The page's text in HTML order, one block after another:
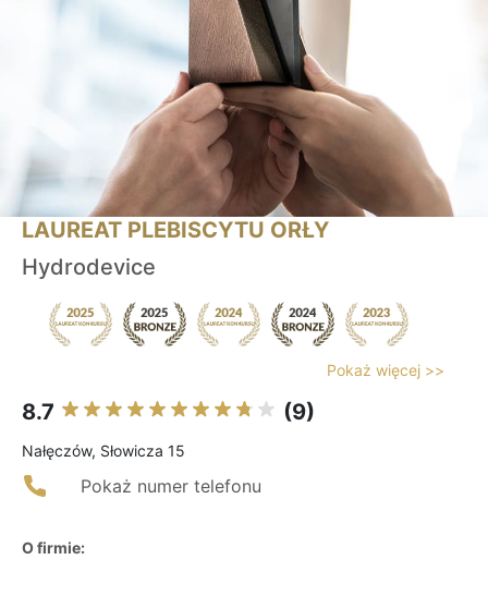
LAUREAT PLEBISCYTU ORŁY
Hydrodevice
Pokaż więcej >>
8.7 (9)
Nałęczów, Słowicza 15
Pokaż numer telefonu
O firmie: